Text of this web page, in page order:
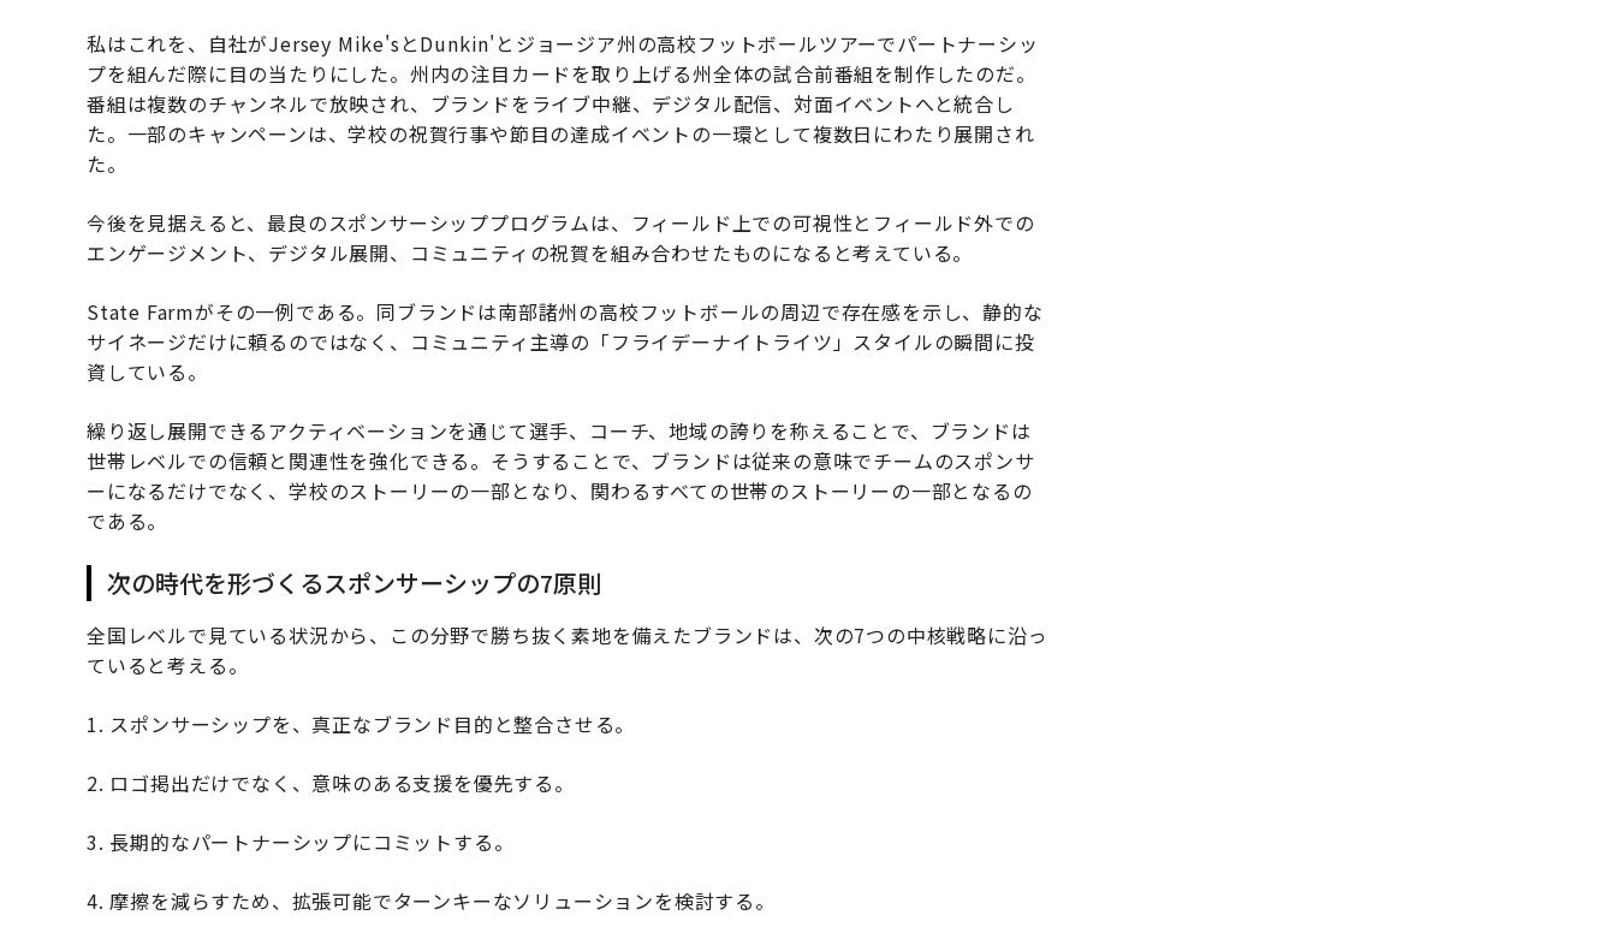
私はこれを、自社がJersey Mike'sとDunkin'とジョージア州の高校フットボールツアーでパートナーシッ
プを組んだ際に目の当たりにした。州内の注目カードを取り上げる州全体の試合前番組を制作したのだ。
番組は複数のチャンネルで放映され、ブランドをライブ中継、デジタル配信、対面イベントへと統合し
た。一部のキャンペーンは、学校の祝賀行事や節目の達成イベントの一環として複数日にわたり展開され
た。
今後を見据えると、最良のスポンサーシッププログラムは、フィールド上での可視性とフィールド外での
エンゲージメント、デジタル展開、コミュニティの祝賀を組み合わせたものになると考えている。
State Farmがその一例である。同ブランドは南部諸州の高校フットボールの周辺で存在感を示し、静的な
サイネージだけに頼るのではなく、コミュニティ主導の「フライデーナイトライツ」スタイルの瞬間に投
資している。
繰り返し展開できるアクティベーションを通じて選手、コーチ、地域の誇りを称えることで、ブランドは
世帯レベルでの信頼と関連性を強化できる。そうすることで、ブランドは従来の意味でチームのスポンサ
ーになるだけでなく、学校のストーリーの一部となり、関わるすべての世帯のストーリーの一部となるの
である。
次の時代を形づくるスポンサーシップの7原則
全国レベルで見ている状況から、この分野で勝ち抜く素地を備えたブランドは、次の7つの中核戦略に沿っ
ていると考える。
1. スポンサーシップを、真正なブランド目的と整合させる。
2. ロゴ掲出だけでなく、意味のある支援を優先する。
3. 長期的なパートナーシップにコミットする。
4. 摩擦を減らすため、拡張可能でターンキーなソリューションを検討する。